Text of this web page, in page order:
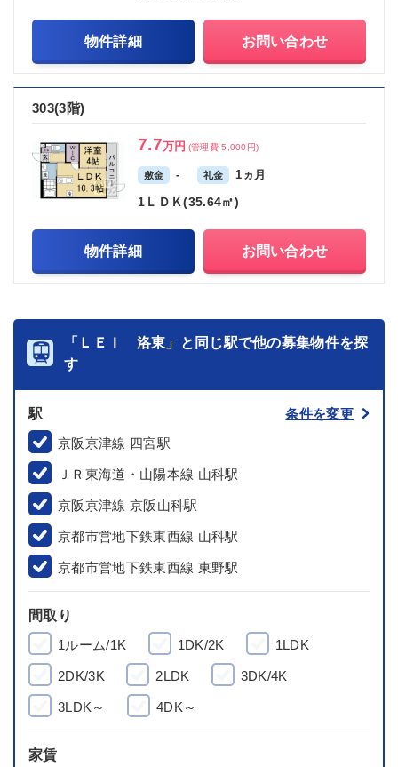
物件詳細 お問い合わせ
303(3階)
7.7万円 (管理費 5,000円)
敷金 - 礼金 1ヵ月
1ＬＤＫ(35.64㎡)
物件詳細 お問い合わせ
「ＬＥＩ 洛東」と同じ駅で他の募集物件を探
す
駅
条件を変更
京阪京津線 四宮駅
ＪＲ東海道・山陽本線 山科駅
京阪京津線 京阪山科駅
京都市営地下鉄東西線 山科駅
京都市営地下鉄東西線 東野駅
間取り
1ルーム/1K
1DK/2K 1LDK
2DK/3K 2LDK 3DK/4K
3LDK～ 4DK～
家賃